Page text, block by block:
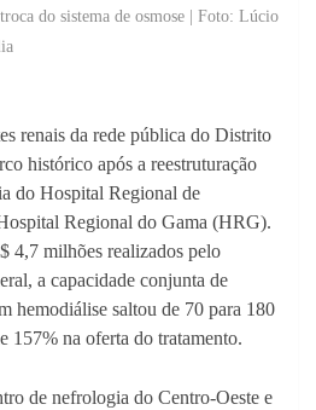
do sistema de osmose | Foto: Lúcio
renais da rede pública do Distrito
histórico após a reestruturação
do Hospital Regional de
Regional do Gama (HRG).
4,7 milhões realizados pelo
a capacidade conjunta de
hemodiálise saltou de 70 para 180
157% na oferta do tratamento.
de nefrologia do Centro-Oeste e